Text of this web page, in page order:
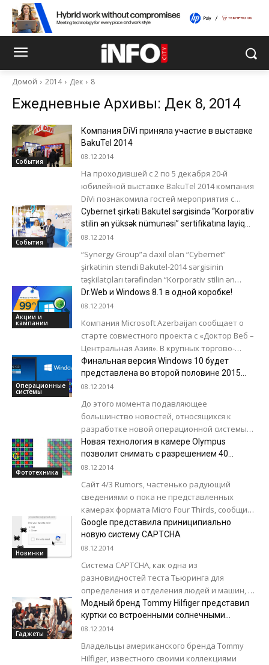
Домой 2014 Дек 8
Ежедневные Архивы: Дек 8, 2014
События
Компания DiVi приняла участие в выставке
BakuTel 2014
08.12.2014
На проходившей с 2 по 5 декабря 20-й
юбилейной выставке BakuTel 2014 компания
DiVi познакомила гостей мероприятия с
последними продуктами, представляемых в
Азербайджане брендов....
События
Cybernet şirkəti Bakutel sərgisində “Korporativ
stilin ən yüksək nümunəsi” sertifikatına layiq
görülmüşdür
08.12.2014
“Synergy Group”a daxil olan “Cybernet”
şirkətinin stendi Bakutel-2014 sərgisinin
təşkilatçıları tərəfindən “Korporativ stilin ən
yüksək nümunəsi” sertifikatına layiq
görülmüşdür. 2-5 dekabr tarixlərində
telekommunikasiya və informasiya...
Акции и
кампании
Dr.Web и Windows 8.1 в одной коробке!
08.12.2014
Компания Microsoft Azerbaijan сообщает о
старте совместного проекта с «Доктор Веб –
Центральная Азия». В крупных торгово-
розничных сетях Азербайджанской
Республики теперь можно приобрести
коробочный...
Операционные
системы
Финальная версия Windows 10 будет
представлена во второй половине 2015
года
08.12.2014
До этого момента подавляющее
большинство новостей, относящихся к
разработке новой операционной системы
Microsoft Windows 10, были позитивными. Во-
первых, система разрабатывается с учётом
пожеланий пользователей,...
Фототехника
Новая технология в камере Olympus
позволит снимать с разрешением 40
мегапикселей
08.12.2014
Сайт 4/3 Rumors, частенько радующий
сведениями о пока не представленных
камерах формата Micro Four Thirds, сообщил
о подготовке компанией Olympus нового
продукта в линейке...
Новинки
Google представила приниципиально
новую систему CAPTCHA
08.12.2014
Система CAPTCHA, как одна из
разновидностей теста Тьюринга для
определения и отделения людей и машин, в
зените своей славы являлась крайне
эффективным средством борьбы...
Гаджеты
Модный бренд Tommy Hilfiger представил
куртки со встроенными солнечными
батареями
08.12.2014
Владельцы американского бренда Tommy
Hilfiger, известного своими коллекциями